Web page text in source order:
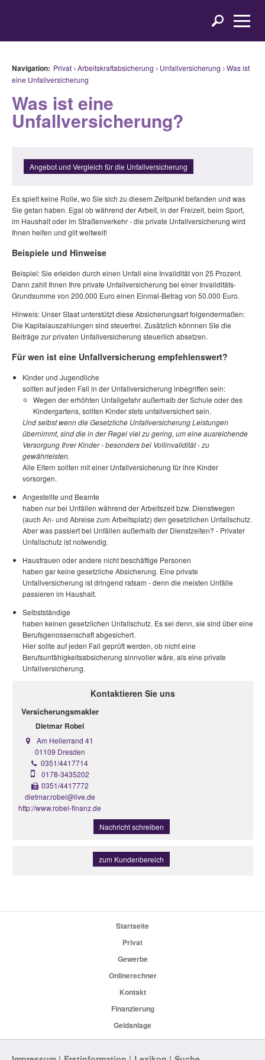
Navigation: Privat Arbeitskraftabsicherung Unfallversicherung
Was ist
eine Unfallversicherung
Was ist eine
Unfallversicherung?
Angebot und Vergleich für die Unfallversicherung
Es spielt keine Rolle, wo Sie sich zu diesem Zeitpunkt befanden und was
Sie getan haben. Egal ob während der Arbeit, in der Freizeit, beim Sport,
im Haushalt oder im Straßenverkehr - die private Unfallversicherung wird
Ihnen helfen und gilt weltweit!
Beispiele und Hinweise
Beispiel: Sie erleiden durch einen Unfall eine Invalidität von 25 Prozent.
Dann zahlt Ihnen Ihre private Unfallversicherung bei einer Invaliditäts-
Grundsumme von 200.000 Euro einen Einmal-Betrag von 50.000 Euro.
Hinweis: Unser Staat unterstützt diese Absicherungsart folgendermaßen:
Die Kapitalauszahlungen sind steuerfrei. Zusätzlich könnnen SIe die
Beiträge zur privaten Unfallversicherung steuerlich absetzen.
Für wen ist eine Unfallversicherung empfehlenswert?
Kinder und Jugendliche
sollten auf jeden Fall in der Unfallversicherung inbegriffen sein:
Wegen der erhöhten Unfallgefahr außerhalb der Schule oder des
Kindergartens, sollten Kinder stets unfallversichert sein.
Und selbst wenn die Gesetzliche Unfallversicherung Leistungen
übernimmt, sind die in der Regel viel zu gering, um eine ausreichende
Versorgung Ihrer Kinder - besonders bei Vollinvalidität - zu
gewährleisten.
Alle Eltern sollten mit einer Unfallversicherung für ihre Kinder
vorsorgen.
Angestellte und Beamte
haben nur bei Unfällen während der Arbeitszeit bzw. Dienstwegen
(auch An- und Abreise zum Arbeitsplatz) den gesetzlichen Unfallschutz.
Aber was passiert bei Unfällen außerhalb der Dienstzeiten? - Privater
Unfallschutz ist notwendig.
Hausfrauen oder andere nicht beschäftige Personen
haben gar keine gesetzliche Absicherung. Eine private
Unfallversicherung ist dringend ratsam - denn die meisten Unfälle
passieren im Haushalt.
Selbstständige
haben keinen gesetzlichen Unfallschutz. Es sei denn, sie sind über eine
Berufsgenossenschaft abgesichert.
Hier sollte auf jeden Fall geprüft werden, ob nicht eine
Berufsunfähigkeitsabsicherung sinnvoller wäre, als eine private
Unfallversicherung.
Kontaktieren Sie uns
Versicherungsmakler
Dietmar Robel
Am Hellerrand 41
01109 Dresden
0351/4417714
0178-3435202
0351/4417772
dietmar.robel@live.de
http://www.robel-finanz.de
Nachricht schreiben
zum Kundenbereich
Startseite
Privat
Gewerbe
Onlinerechner
Kontakt
Finanzierung
Geldanlage